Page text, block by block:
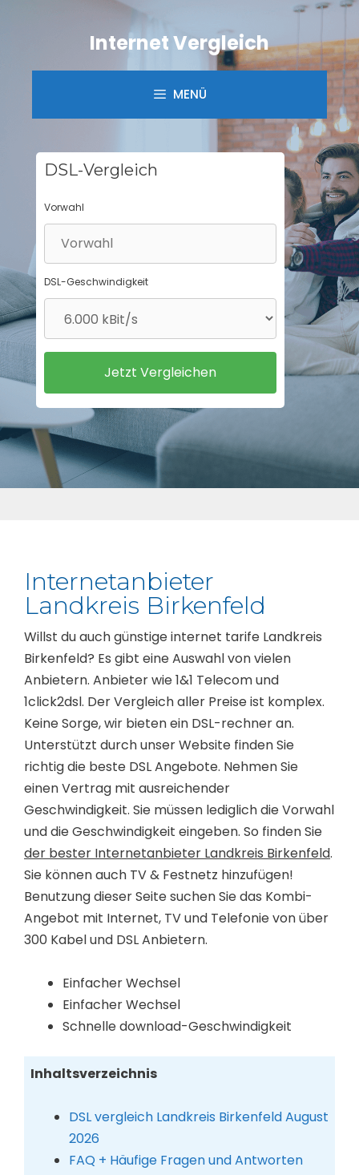
Internet Vergleich
MENÜ
DSL-Vergleich
Vorwahl
DSL-Geschwindigkeit
Internetanbieter
Landkreis Birkenfeld
Willst du auch günstige internet tarife Landkreis
Birkenfeld? Es gibt eine Auswahl von vielen
Anbietern. Anbieter wie 1&1 Telecom und
1click2dsl. Der Vergleich aller Preise ist komplex.
Keine Sorge, wir bieten ein DSL-rechner an.
Unterstützt durch unser Website finden Sie
richtig die beste DSL Angebote. Nehmen Sie
einen Vertrag mit ausreichender
Geschwindigkeit. Sie müssen lediglich die Vorwahl
und die Geschwindigkeit eingeben. So finden Sie
der bester Internetanbieter Landkreis Birkenfeld.
Sie können auch TV & Festnetz hinzufügen!
Benutzung dieser Seite suchen Sie das Kombi-
Angebot mit Internet, TV und Telefonie von über
300 Kabel und DSL Anbietern.
Einfacher Wechsel
Einfacher Wechsel
Schnelle download-Geschwindigkeit
Inhaltsverzeichnis
DSL vergleich Landkreis Birkenfeld August
2026
FAQ + Häufige Fragen und Antworten